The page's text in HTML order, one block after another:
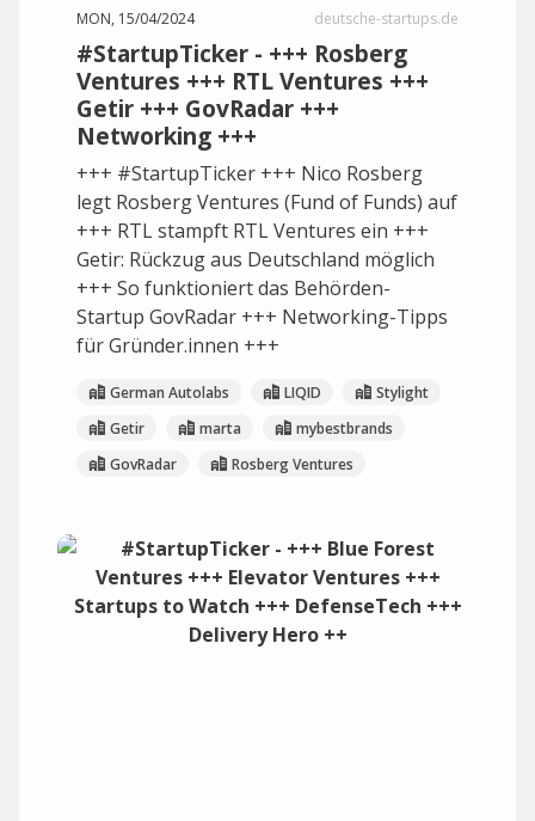
MON, 15/04/2024 deutsche-startups.de
#StartupTicker - +++ Rosberg
Ventures +++ RTL Ventures +++
Getir +++ GovRadar +++
Networking +++
+++ #StartupTicker +++ Nico Rosberg
legt Rosberg Ventures (Fund of Funds) auf
+++ RTL stampft RTL Ventures ein +++
Getir: Rückzug aus Deutschland möglich
+++ So funktioniert das Behörden-
Startup GovRadar +++ Networking-Tipps
für Gründer.innen +++
German Autolabs LIQID
Stylight
Getir
marta
mybestbrands
GovRadar
Rosberg Ventures